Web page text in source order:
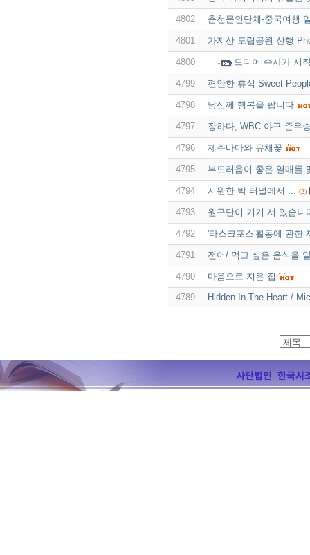
4802 춘천문인단체-중국여행
4801 가지산 도립공원 산행
4800 드디어 수사가 시
4799 편안한 휴식 Sweet
4798 당신께 행복을 팝니다
4797 장하다, WBC 야구 준우
4796 제주바다와 유채꽃
4795 부드러움이 좋은 열매를
4794 시원한 박 터널에서 ... (2)
4793 원구단이 거기 서 있습니
4792 '타스크포스'활동에 관한
4791 전어/ 먹고 싶은 음식을
4790
마음으로 지은 집
4789
Hidden In The Heart /